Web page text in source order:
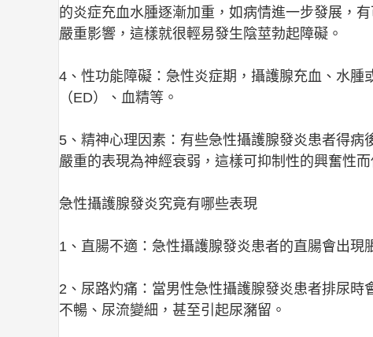
的炎症充血水腫逐漸加重，如病情進一步發展，
嚴重影響，這樣就很輕易發生陰莖勃起障礙。
4、性功能障礙：急性炎症期，攝護腺充血、水
（ED）、血精等。
5、精神心理因素：有些急性攝護腺發炎患者得病
嚴重的表現為神經衰弱，這樣可抑制性的興奮性
急性攝護腺發炎究竟有哪些表現
1、直腸不適：急性攝護腺發炎患者的直腸會出現
2、尿路灼痛：當男性急性攝護腺發炎患者排尿
不暢、尿流變細，甚至引起尿瀦留。